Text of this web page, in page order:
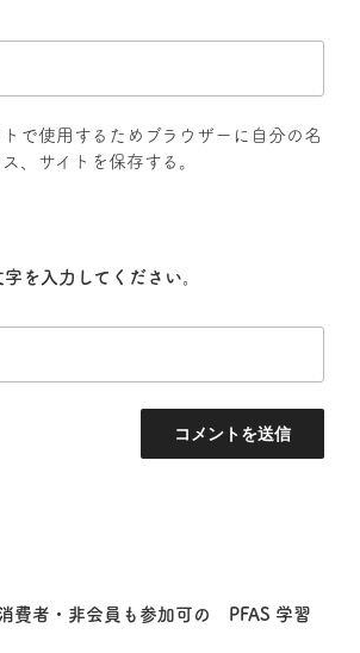
で使用するためブラウザーに自分の名
、サイトを保存する。
を入力してください。
費者・非会員も参加可の PFAS 学習